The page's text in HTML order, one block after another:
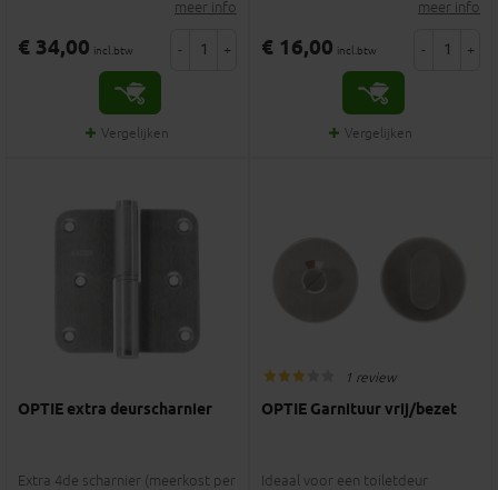
meer info
€ 34,00 incl.btw - +
Vergelijken
meer info
€ 16,00 incl.btw - +
Vergelijken
OPTIE extra deurscharnier
Extra 4de scharnier (meerkost per
1 review
OPTIE Garnituur vrij/bezet
Ideaal voor een toiletdeur